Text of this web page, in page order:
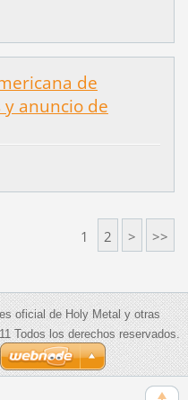
de
y anuncio de
1 2 > >>
oficial de Holy Metal y otras
Todos los derechos reservados.